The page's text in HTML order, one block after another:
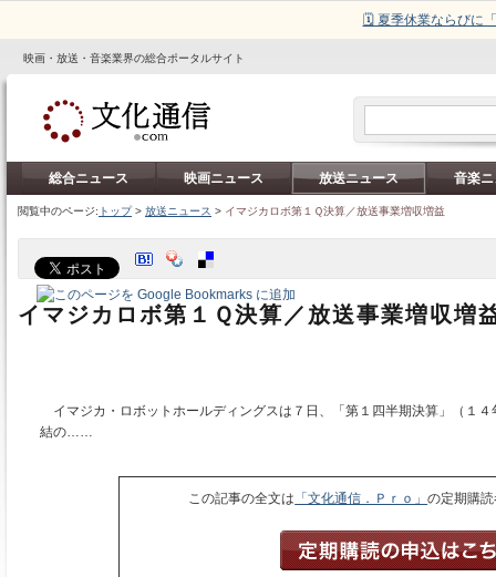
🗓️ 夏季休業ならびに
映画・放送・音楽業界の総合ポータルサイト
総合ニュース 映画ニュース 放送ニュース 音楽
閲覧中のページ: トップ> 放送ニュース > イマジカロボ第１Ｑ決算／放送事業増収増益
イマジカロボ第１Ｑ決算／放送事業増収増
イマジカ・ロボットホールディングスは７日、「第１四半期決算」（１４
結の……
この記事の全文は 「文化通信．Ｐｒｏ」の定期購